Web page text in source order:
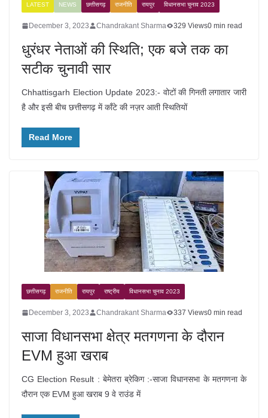
LATEST NEWS छत्तीसगढ़ राजनीति रायपुर विधानसभा चुनाव 2023
December 3, 2023 Chandrakant Sharma 329 Views0 min read
धुरंधर नेताओं की स्थिति; एक बजे तक का
सटीक चुनावी सार
Chhattisgarh Election Update 2023:- वोटों की गिनती लगातार जारी
है और इसी बीच छत्तीसगढ़ में काँटे की नज़र आती स्थितियों
Read More
छत्तीसगढ़ राजनीति रायपुर राष्ट्रीय विधानसभा चुनाव 2023
December 3, 2023 Chandrakant Sharma 337 Views0 min read
साजा विधानसभा क्षेत्र मतगणना के दौरान
EVM हुआ खराब
CG Election Result : बेमेतरा ब्रेकिग :-साजा विधानसभा के मतगणना के
दौरान एक EVM हुआ खराब 9 वे राउंड में